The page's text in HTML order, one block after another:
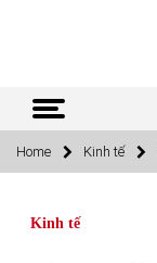
TOP
Home Kinh tế
Kinh tế